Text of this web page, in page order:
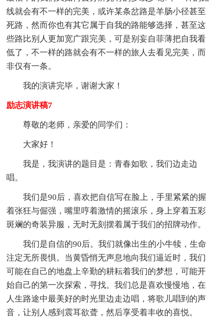
线就会有不一样的完美，或许某条岔路是羊肠小径甚至
死路，然而你也有其它属于自我的路能够选择，甚至这
些路比别人更加宽广跟完美，可是别妄自菲薄把自我看
低了，不一样的路就会有不一样的旅人去看见完美，而
非仅有一条。
我的演讲完毕，谢谢大家！
励志演讲稿7
尊敬的老师，亲爱的同学们：
大家好！
我是，我演讲的题目是：青春如歌，我们边走边
唱。
我们是90后，喜欢把自信写在脸上，手里紧紧的握
着张狂与倔强，嘴里哼着激情的摇滚乐，身上穿着五彩
斑斓的奇装异服，无时无刻摆着属于我们的招牌动作。
我们是自信的90后。我们就像出生的小牛犊，生命
注定无所畏惧。当黄昏悄无声息地向我们逼近时，我们
可能在自己的地盘上辛勤的耕耘着我们的梦想，可能开
始自己的第一次探索，寻找。我们总是喜欢慢慢地，在
人生路途中最美好的时光里边走边唱，将歌儿唱到的声
音，让别人感到震耳欲聋，然后享受着丰收的喜悦。